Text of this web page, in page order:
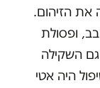
את הזיהום.
ופסולת
גם השקילה
היה אטי